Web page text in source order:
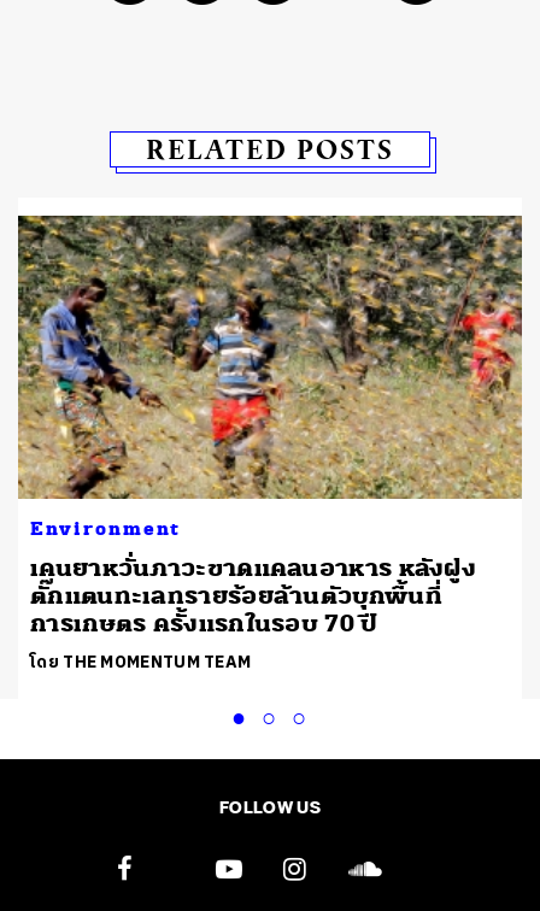
RELATED POSTS
Environment
เคนยาหวั่นภาวะขาดแคลนอาหาร หลังฝูง
ตั๊กแตนทะเลทรายร้อยล้านตัวบุกพื้นที่
การเกษตร ครั้งแรกในรอบ 70 ปี
โดย THE MOMENTUM TEAM
FOLLOW US